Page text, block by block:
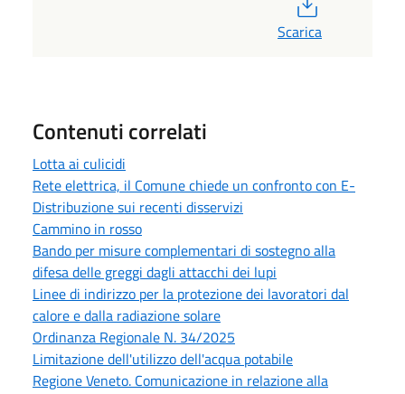
Scarica
Contenuti correlati
Lotta ai culicidi
Rete elettrica, il Comune chiede un confronto con E-
Distribuzione sui recenti disservizi
Cammino in rosso
Bando per misure complementari di sostegno alla
difesa delle greggi dagli attacchi dei lupi
Linee di indirizzo per la protezione dei lavoratori dal
calore e dalla radiazione solare
Ordinanza Regionale N. 34/2025
Limitazione dell'utilizzo dell'acqua potabile
Regione Veneto. Comunicazione in relazione alla